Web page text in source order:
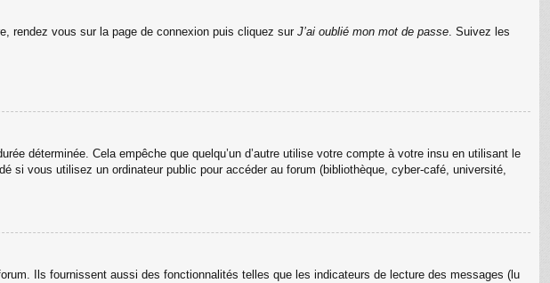
rendez vous sur la page de connexion puis cliquez sur J’ai oublié mon mot de passe. Suivez les
déterminée. Cela empêche que quelqu’un d’autre utilise votre compte à votre insu en utilisant le
si vous utilisez un ordinateur public pour accéder au forum (bibliothèque, cyber-café, université,
Ils fournissent aussi des fonctionnalités telles que les indicateurs de lecture des messages (lu